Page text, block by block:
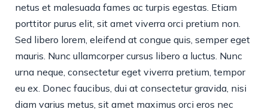
netus et malesuada fames ac turpis egestas. Etiam
porttitor purus elit, sit amet viverra orci pretium non.
Sed libero lorem, eleifend at congue quis, semper eget
mauris. Nunc ullamcorper cursus libero a luctus. Nunc
urna neque, consectetur eget viverra pretium, tempor
eu ex. Donec faucibus, dui at consectetur gravida, nisi
diam varius metus, sit amet maximus orci eros nec